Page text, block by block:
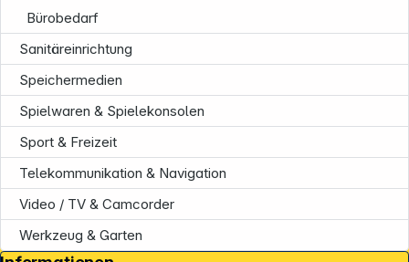
Bürobedarf
Sanitäreinrichtung
Speichermedien
Spielwaren & Spielekonsolen
Sport & Freizeit
Telekommunikation & Navigation
Video / TV & Camcorder
Werkzeug & Garten